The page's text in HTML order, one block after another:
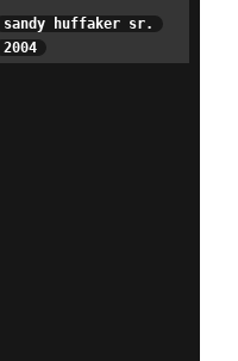
sandy huffaker sr.
2004